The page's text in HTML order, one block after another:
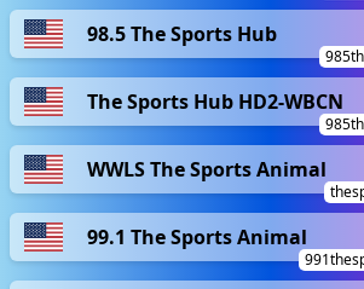
98.5 The Sports Hub
The Sports Hub HD2-WBCN
WWLS The Sports Animal
99.1 The Sports Animal